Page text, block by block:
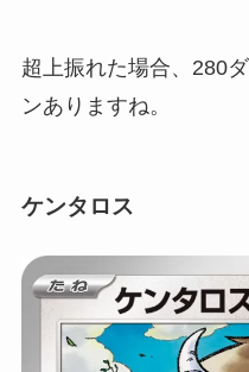
超上振れた場合、280
ンありますね。
ケンタロス